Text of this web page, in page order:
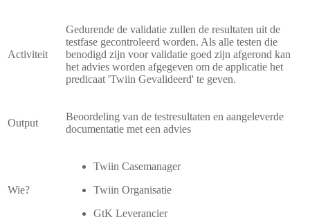
Activiteit
Gedurende de validatie zullen de resultaten uit de
testfase gecontroleerd worden. Als alle testen die
benodigd zijn voor validatie goed zijn afgerond kan
het advies worden afgegeven om de applicatie het
predicaat 'Twiin Gevalideerd' te geven.
Output
Beoordeling van de testresultaten en aangeleverde
documentatie met een advies
Wie?
Twiin Casemanager
Twiin Organisatie
GtK Leverancier